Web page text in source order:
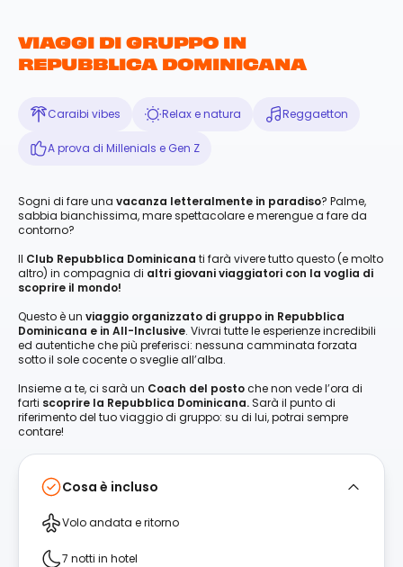
VIAGGI DI GRUPPO IN
REPUBBLICA DOMINICANA
Caraibi vibes Relax e natura Reggaetton
A prova di Millenials e Gen Z
Sogni di fare una vacanza letteralmente in paradiso? Palme,
sabbia bianchissima, mare spettacolare e merengue a fare da
contorno?
Il Club Repubblica Dominicana ti farà vivere tutto questo (e molto
altro) in compagnia di altri giovani viaggiatori con la voglia di
scoprire il mondo!
Questo è un viaggio organizzato di gruppo in Repubblica
Dominicana e in All-Inclusive. Vivrai tutte le esperienze incredibili
ed autentiche che più preferisci: nessuna camminata forzata
sotto il sole cocente o sveglie all’alba.
Insieme a te, ci sarà un Coach del postoche non vede l’ora di
farti scoprire la Repubblica Dominicana.Sarà il punto di
riferimento del tuo viaggio di gruppo: su di lui, potrai sempre
contare!
Cosa è incluso
Volo andata e ritorno
7 notti in hotel